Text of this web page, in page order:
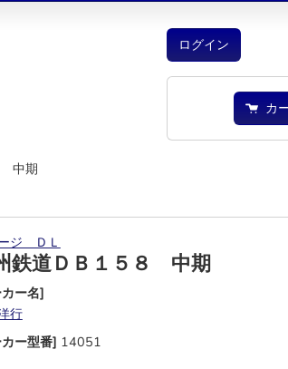
ログイン
カ
中期
ジ ＤＬ
鉄道ＤＢ１５８ 中期
ー名]
行
ー型番] 14051